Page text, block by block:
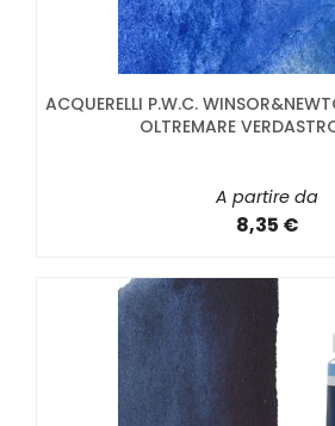
ACQUERELLI P.W.C.
OLTREMARE
A partire da
8,35 €